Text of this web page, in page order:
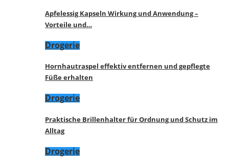
Apfelessig Kapseln Wirkung und Anwendung –
Vorteile und…
Drogerie
Hornhautraspel effektiv entfernen und gepflegte
Füße erhalten
Drogerie
Praktische Brillenhalter für Ordnung und Schutz im
Alltag
Drogerie